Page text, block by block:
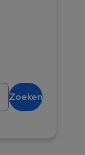
Zoeken